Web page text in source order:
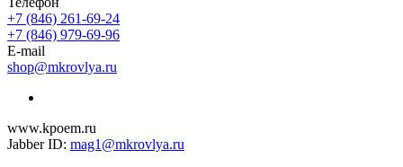
+7 (846) 261-69-24
+7 (846) 979-69-96
E-mail
shop@mkrovlya.ru
www.kpoem.ru
Jabber ID: mag1@mkrovlya.ru